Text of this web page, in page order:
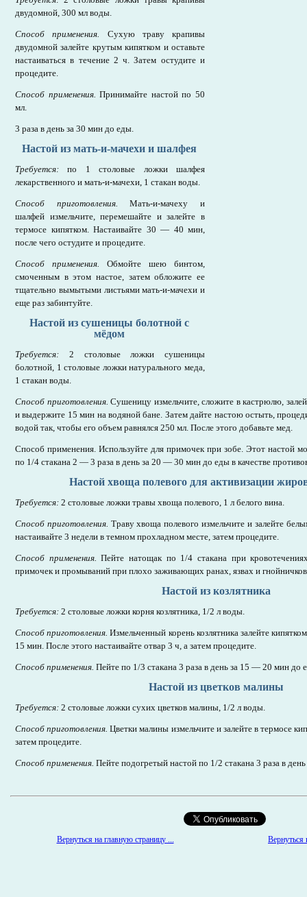
двудомной, 300 мл воды.
Способ применения. Сухую траву крапивы
двудомной залейте крутым кипятком и оставьте
настаиваться в течение 2 ч. Затем остудите и
процедите.
Способ применения.Принимайте настой по 50
мл.
3 раза в день за 30 мин до еды.
Настой из мать-и-мачехи и шалфея
Требуется:по 1 столовые ложки шалфея
лекарственного и мать-и-мачехи, 1 стакан воды.
Способ приготовления.Мать-и-мачеху и
шалфей измельчите, перемешайте и залейте в
термосе кипятком. Настаивайте 30 — 40 мин,
после чего остудите и процедите.
Способ применения. Обмойте шею бинтом,
смоченным в этом настое, затем обложите ее
тщательно вымытыми листьями мать-и-мачехи и
еще раз забинтуйте.
Настой из сушеницы болотной с
мёдом
Требуется: 2 столовые ложки сушеницы
болотной, 1 столовые ложки натурального меда,
1 стакан воды.
Способ приготовления. Сушеницу измельчите, сложите в кастрюлю,
и выдержите 15 мин на водяной бане. Затем дайте настою остыть,
водой так, чтобы его объем равнялся 250 мл. После этого добавьте мед.
Способ применения. Используйте для примочек при зобе. Этот настой
по 1/4 стакана 2 — 3 раза в день за 20 — 30 мин до еды в качестве
Настой хвоща полевого для активизации
Требуется: 2 столовые ложки травы хвоща полевого, 1 л белого вина.
Способ приготовления. Траву хвоща полевого измельчите и залейте
настаивайте 3 недели в темном прохладном месте, затем процедите.
Способ применения.Пейте натощак по 1/4 стакана при
примочек и промываний при плохо заживающих ранах, язвах и
Настой из козлятника
Требуется: 2 столовые ложки корня козлятника, 1/2 л воды.
Способ приготовления.Измельченный корень козлятника залейте
15 мин. После этого настаивайте отвар 3 ч, а затем процедите.
Способ применения. Пейте по 1/3 стакана 3 раза в день за 15 — 20 мин до
Настой из цветков малины
Требуется: 2 столовые ложки сухих цветков малины, 1/2 л воды.
Способ приготовления.Цветки малины измельчите и залейте в термосе
затем процедите.
Способ применения. Пейте подогретый настой по 1/2 стакана 3 раза в
Вернуться